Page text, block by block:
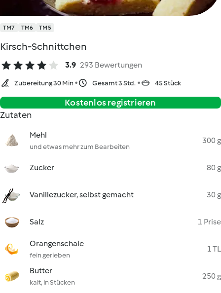
TM7 TM6 TM5
Kirsch-Schnittchen
3.9 293 Bewertungen
Zubereitung 30 Min Gesamt 3 Std. 45 Stück
Kostenlos registrieren
Zutaten
Mehl
und etwas mehr zum Bearbeiten
300 g
Zucker 80 g
Vanillezucker, selbst gemacht 30 g
Salz 1 Prise
Orangenschale
fein gerieben
1 TL
Butter
kalt, in Stücken
250 g